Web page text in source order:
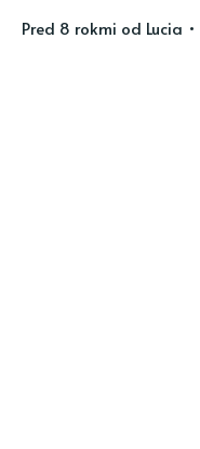
pred 8 rokmi od Lucia